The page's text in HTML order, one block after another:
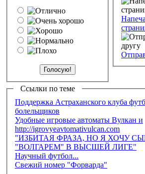
Ссылки по теме
Поддержка Астраханского клуба
болельщиков
Удобные игровые автоматы Вулкан и
http://igrovyeavtomativulcan.com
"ИЗБИТАЯ ФРАЗА, НО Я ХОЧУ
"ВОЛГАРЕМ" В ВЫСШЕЙ ЛИГЕ"
Научный футбол...
Свежий номер "Форварда"